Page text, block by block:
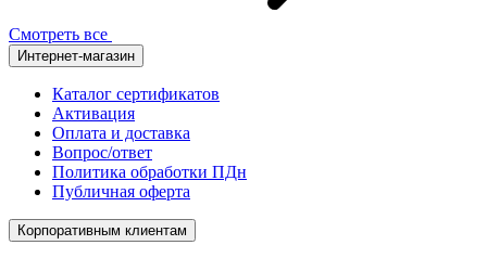
Смотреть все
Интернет-магазин
Каталог сертификатов
Активация
Оплата и доставка
Вопрос/ответ
Политика обработки ПДн
Публичная оферта
Корпоративным клиентам